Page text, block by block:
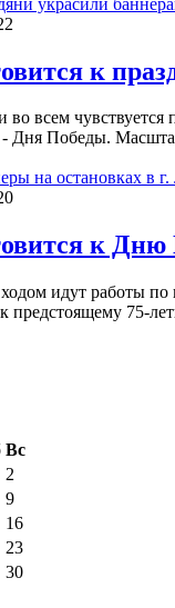
к
во всем чувствуется
- Дня Победы.
к
идут работы по
предстоящему 75-
Вс
2
9
16
23
30